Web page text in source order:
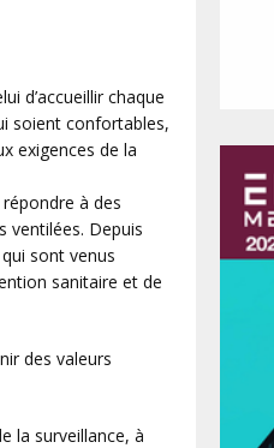
d’accueillir chaque
soient confortables,
exigences de la
à des
ventilées. Depuis
sont venus
sanitaire et de
des valeurs
la surveillance, à